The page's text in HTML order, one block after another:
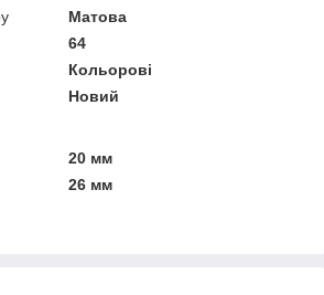
Матова
64
Кольорові
Новий
20 мм
26 мм